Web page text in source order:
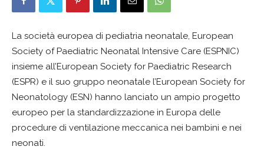
La società europea di pediatria neonatale, European
Society of Paediatric Neonatal Intensive Care (ESPNIC)
insieme all’European Society for Paediatric Research
(ESPR) e il suo gruppo neonatale l’European Society for
Neonatology (ESN) hanno lanciato un ampio progetto
europeo per la standardizzazione in Europa delle
procedure di ventilazione meccanica nei bambini e nei
neonati.